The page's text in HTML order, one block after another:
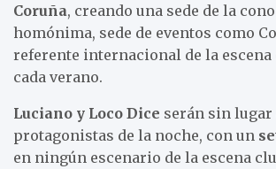
Coruña, creando una sede de la
homónima, sede de eventos como
referente internacional de la
cada verano.
Luciano y Loco Dice serán sin lugar
protagonistas de la noche, con un
en ningún escenario de la escena